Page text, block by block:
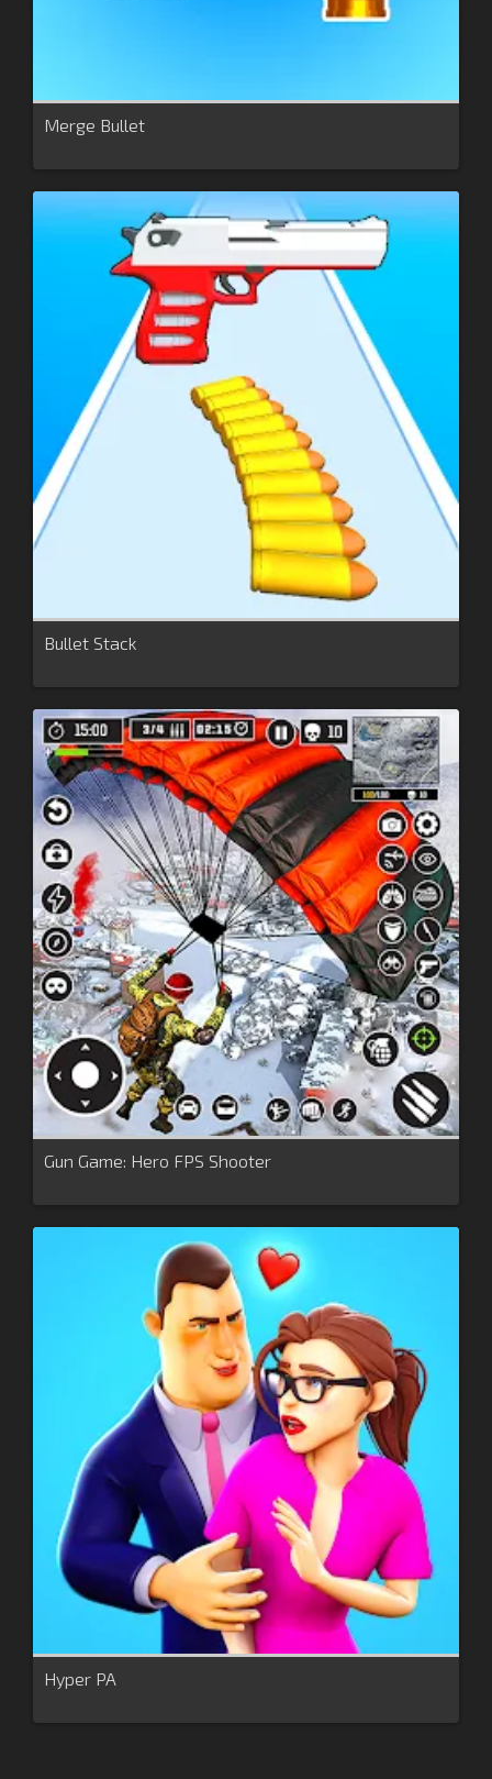
Merge Bullet
Bullet Stack
Gun Game: Hero FPS Shooter
Hyper PA